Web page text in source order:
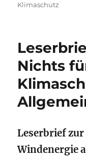
Klimaschutz
Nichts
Leserbrief
Windenergie